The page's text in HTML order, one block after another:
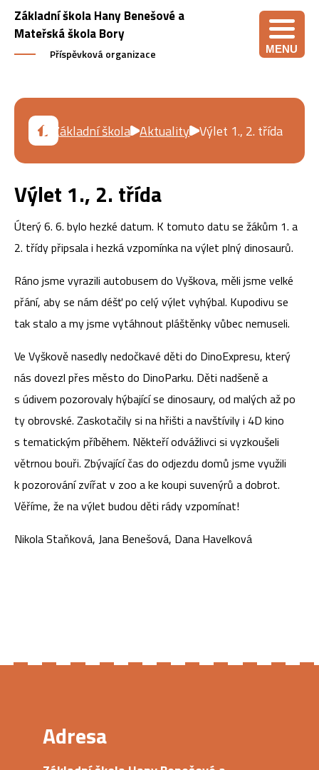
Základní škola Hany Benešové a
Mateřská škola Bory
Příspěvková organizace MENU
Základní škola Aktuality Výlet 1., 2. třída
Výlet 1., 2. třída
Úterý 6. 6. bylo hezké datum. K tomuto datu se žákům 1. a
2. třídy připsala i hezká vzpomínka na výlet plný dinosaurů.
Ráno jsme vyrazili autobusem do Vyškova, měli jsme velké
přání, aby se nám déšť po celý výlet vyhýbal. Kupodivu se
tak stalo a my jsme vytáhnout pláštěnky vůbec nemuseli.
Ve Vyškově nasedly nedočkavé děti do DinoExpresu, který
nás dovezl přes město do DinoParku. Děti nadšeně a
s údivem pozorovaly hýbající se dinosaury, od malých až po
ty obrovské. Zaskotačily si na hřišti a navštívily i 4D kino
s tematickým příběhem. Někteří odvážlivci si vyzkoušeli
větrnou bouři. Zbývající čas do odjezdu domů jsme využili
k pozorování zvířat v zoo a ke koupi suvenýrů a dobrot.
Věříme, že na výlet budou děti rády vzpomínat!
Nikola Staňková, Jana Benešová, Dana Havelková
Adresa